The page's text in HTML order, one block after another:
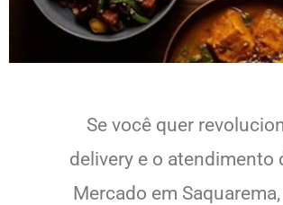
Se você quer
delivery e o atendimento
Mercado em Saquarema,